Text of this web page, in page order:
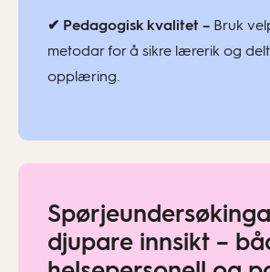
✔ Pedagogisk kvalitet – Bruk
metodar for å sikre lærerik og
opplæring.
djupare innsikt –